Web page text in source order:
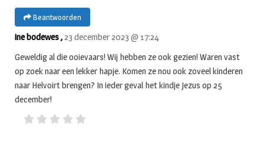
Beantwoorden
ine bodewes ,23 december 2023 @ 17:24
Geweldig al die ooievaars! Wij hebben ze ook gezien! Waren vast
op zoek naar een lekker hapje. Komen ze nou ook zoveel kinderen
naar Helvoirt brengen? In ieder geval het kindje Jezus op 25
december!